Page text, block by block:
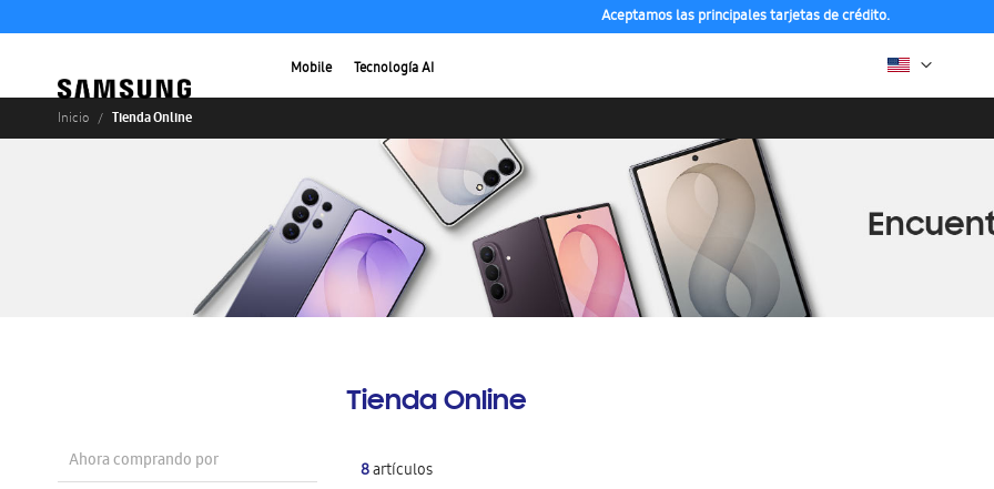
Aceptamos las principales tarjetas de crédito.
Mobile Tecnología AI
Inicio Tienda Online
Tienda Online
8artículos
Ahora comprando por